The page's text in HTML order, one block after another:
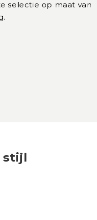
selectie op maat van
stijl